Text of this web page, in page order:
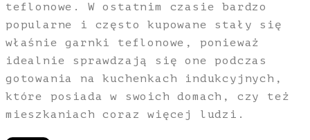
teflonowe. W ostatnim czasie bardzo
popularne i często kupowane stały się
właśnie garnki teflonowe, ponieważ
idealnie sprawdzają się one podczas
gotowania na kuchenkach indukcyjnych,
które posiada w swoich domach, czy też
mieszkaniach coraz więcej ludzi.